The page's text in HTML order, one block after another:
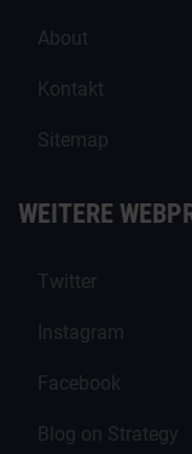
About
Kontakt
Sitemap
WEITERE
Twitter
Instagram
Facebook
Blog on Strategy